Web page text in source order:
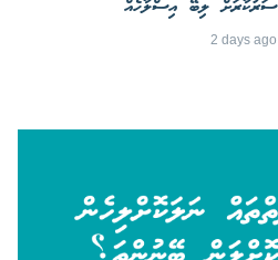
ސަރުކާރަށް ލިބޭ އިސްލާހެއް
2 days ago